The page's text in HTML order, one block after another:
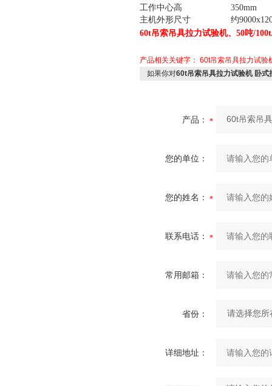
工作中心高
350mm
主机外形尺寸
约
60t吊索吊具拉力试验机、50吨/
产品相关关键字： 60t吊索吊具拉力试验
如果你对60t吊索吊具拉力试验机 卧式
产品：
您的单位：
您的姓名：
联系电话：
常用邮箱：
省份：
详细地址：